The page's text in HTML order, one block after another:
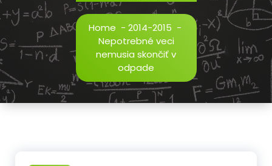
Home - 2014-2015 -
Nepotrebné veci
nemusia skončiť v
odpade